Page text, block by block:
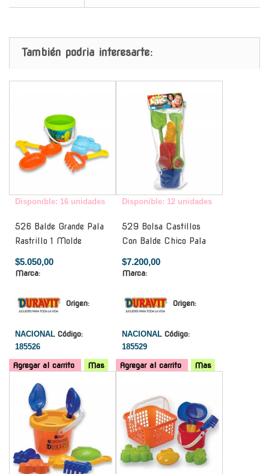
También podria interesarte:
Disponible: 16 unidades
526 Balde Grande Pala
Rastrillo 1 Molde
$5.050,00
Marca:
Origen:
NACIONAL Código:
185526
Agregar al carrito Mas
Disponible: 12 unidades
529 Bolsa Castillos
Con Balde Chico Pala
$7.200,00
Marca:
Origen:
NACIONAL Código:
185529
Agregar al carrito
Mas